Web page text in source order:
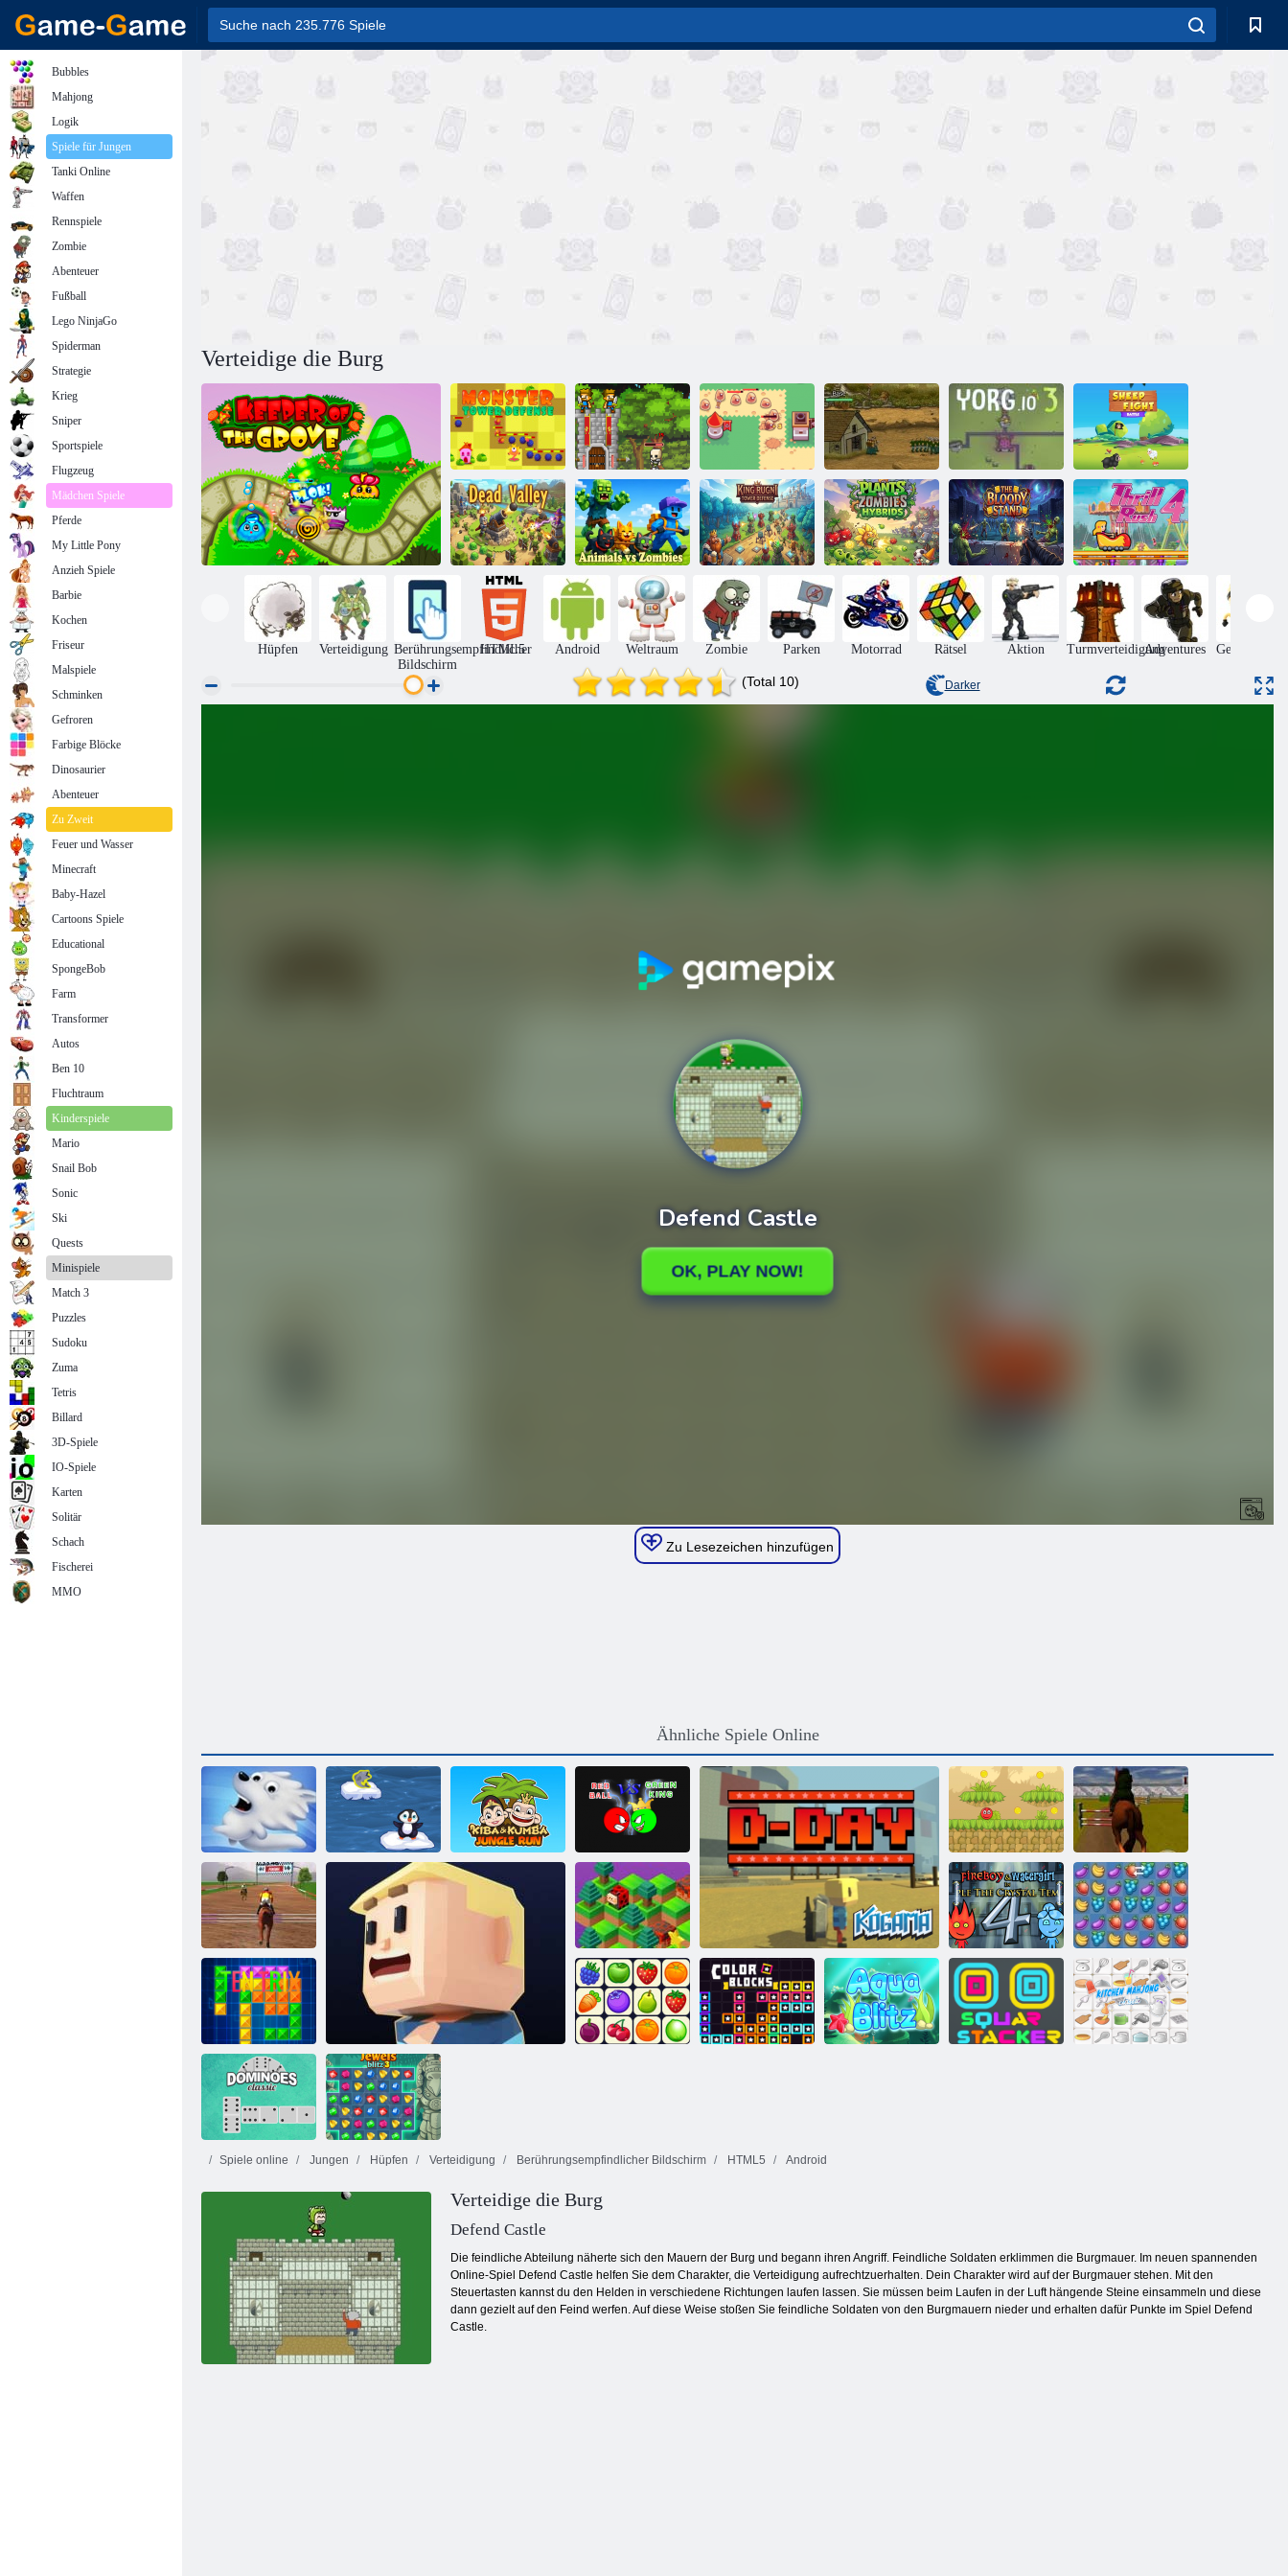
Verteidige die Burg
Monster Tower
Verteidigung
Mini Wächter
Schloss
Verteidigung
Slime Rush TD Basisverteidigung Yorg. io 3
Schaf-Kampf-
Schlacht
Totes Tal
Tiere gegen
Zombies
König Rugni
Tower Defense
Pflanzen vs.
Zombies-
Der blutige
Stand
Nervenkitzel
Rush 4
Hüpfen Verteidigung Berührungsempfindlicher
Bildschirm
HTML5 Android Weltraum Zombie Parken Motorrad Rätsel Aktion TurmverteidigungAdventures
(Total 10) Darker
Zu Lesezeichen hinzufügen
Ähnliche Spiele Online
Snow Globe Pinguin Sprung
Kiba und
Kumba:
Dschungellauf
Roter Ball gegen
Green King
Roter Bounce
Ball 5
Jumping Horse
3D
Springpferde-
Meister
Kogama: Oma Parkour
Den Berg hinab
Feuer und
Wasser 4:
Kristalltempel
Fruita Crush
Ten Trix
Spiele online Jungen Hüpfen Verteidigung Berührungsempfindlicher Bildschirm HTML5 Android
Verteidige die Burg
Defend Castle
Die feindliche Abteilung näherte sich den Mauern der Burg und begann ihren Angriff. Feindliche Soldaten erklimmen die Burgmauer. Im neuen spannenden
Online-Spiel Defend Castle helfen Sie dem Charakter, die Verteidigung aufrechtzuerhalten. Dein Charakter wird auf der Burgmauer stehen. Mit den
Steuertasten kannst du den Helden in verschiedene Richtungen laufen lassen. Sie müssen beim Laufen in der Luft hängende Steine einsammeln und diese
dann gezielt auf den Feind werfen. Auf diese Weise stoßen Sie feindliche Soldaten von den Burgmauern nieder und erhalten dafür Punkte im Spiel Defend
Castle.
Bubbles
Mahjong
Logik
Spiele für Jungen
Tanki Online
Waffen
Rennspiele
Zombie
Abenteuer
Fußball
Lego NinjaGo
Spiderman
Strategie
Krieg
Sniper
Sportspiele
Flugzeug
Mädchen Spiele
Pferde
My Little Pony
Anzieh Spiele
Barbie
Kochen
Friseur
Malspiele
Schminken
Gefroren
Farbige Blöcke
Dinosaurier
Abenteuer
Zu Zweit
Feuer und Wasser
Minecraft
Baby-Hazel
Cartoons Spiele
Educational
SpongeBob
Farm
Transformer
Autos
Ben 10
Fluchtraum
Kinderspiele
Mario
Snail Bob
Sonic
Ski
Quests
Minispiele
Match 3
Puzzles
Sudoku
Zuma
Tetris
Billard
3D-Spiele
IO-Spiele
Karten
Solitär
Schach
Fischerei
MMO